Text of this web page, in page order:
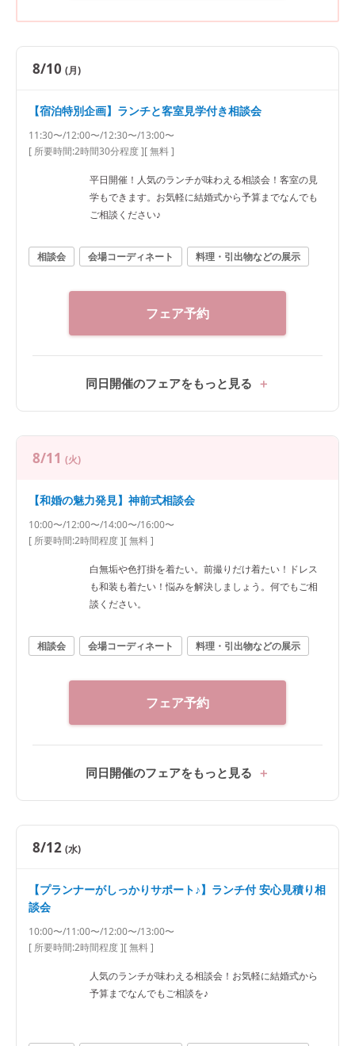
8/10 (月)
【宿泊特別企画】ランチと客室見学付き相談会
11:30〜/12:00〜/12:30〜/13:00〜
[ 所要時間:2時間30分程度][ 無料 ]
平日開催！人気のランチが味わえる相談会！客室の見
学もできます。お気軽に結婚式から予算までなんでも
ご相談ください♪
相談会 会場コーディネート 料理・引出物などの展示
フェア予約
同日開催のフェアをもっと見る
8/11 (火)
【和婚の魅力発見】神前式相談会
10:00〜/12:00〜/14:00〜/16:00〜
[ 所要時間:2時間程度][ 無料 ]
白無垢や色打掛を着たい。前撮りだけ着たい！ドレス
も和装も着たい！悩みを解決しましょう。何でもご相
談ください。
相談会 会場コーディネート 料理・引出物などの展示
フェア予約
同日開催のフェアをもっと見る
8/12 (水)
【プランナーがしっかりサポート♪】ランチ付 安心見積り相
談会
10:00〜/11:00〜/12:00〜/13:00〜
[ 所要時間:2時間程度][ 無料 ]
人気のランチが味わえる相談会！お気軽に結婚式から
予算までなんでもご相談を♪